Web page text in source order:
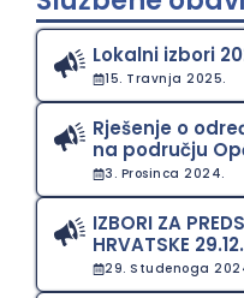
Lokalni izbori
15. Travnja 2025.
Rješenje o
na području
3. Prosinca 2024.
IZBORI ZA
HRVATSKE
29. Studenoga